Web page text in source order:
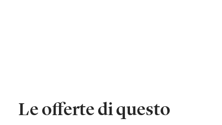
Le offerte di questo